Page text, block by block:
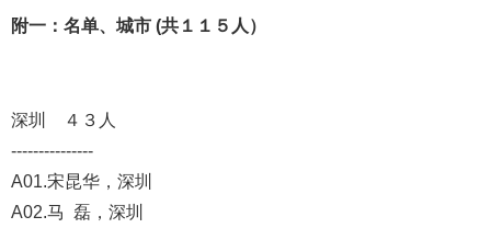
附一 ：名单、城市 (共１１５人）
深圳 ４３人
---------------
A01.宋昆华，深圳
A02.马 磊，深圳